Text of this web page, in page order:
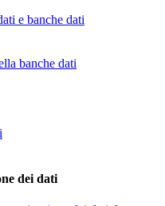
e banche dati
banche dati
dei dati